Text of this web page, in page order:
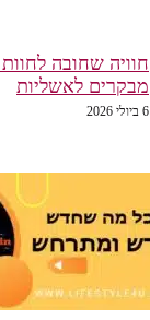
חוויה שחובה לחוות
מבקרים לאשליות
6 ביולי 2026